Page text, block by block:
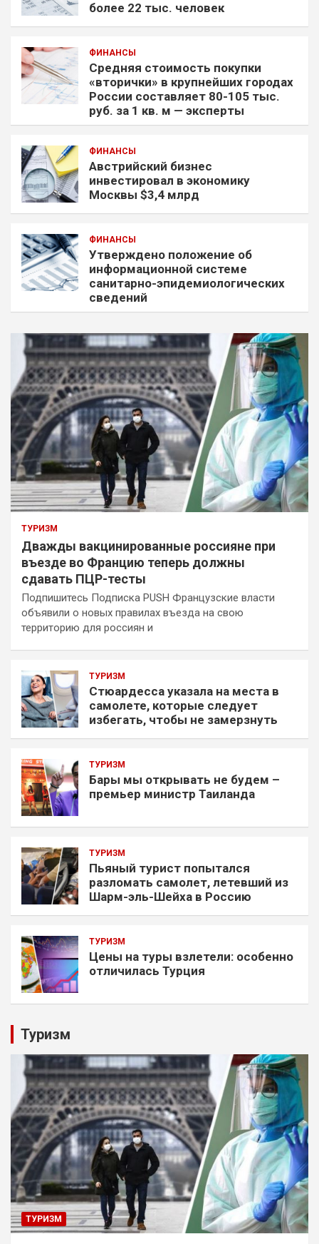
более 22 тыс. человек
ФИНАНСЫ
Средняя стоимость покупки
«вторички» в крупнейших городах
России составляет 80-105 тыс.
руб. за 1 кв. м — эксперты
ФИНАНСЫ
Австрийский бизнес
инвестировал в экономику
Москвы $3,4 млрд
ФИНАНСЫ
Утверждено положение об
информационной системе
санитарно-эпидемиологических
сведений
ТУРИЗМ
Дважды вакцинированные россияне при
въезде во Францию теперь должны
сдавать ПЦР-тесты
Подпишитесь Подписка PUSH Французские власти
объявили о новых правилах въезда на свою
территорию для россиян и
ТУРИЗМ
Стюардесса указала на места в
самолете, которые следует
избегать, чтобы не замерзнуть
ТУРИЗМ
Бары мы открывать не будем –
премьер министр Таиланда
ТУРИЗМ
Пьяный турист попытался
разломать самолет, летевший из
Шарм-эль-Шейха в Россию
ТУРИЗМ
Цены на туры взлетели: особенно
отличилась Турция
Туризм
ТУРИЗМ